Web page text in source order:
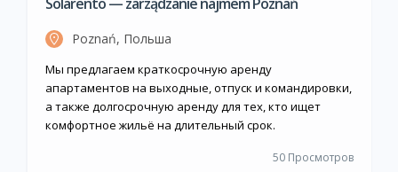
Poznań, Польша
Мы предлагаем краткосрочную аренду
апартаментов на выходные, отпуск и командировки,
а также долгосрочную аренду для тех, кто ищет
комфортное жильё на длительный срок.
50 Просмотров